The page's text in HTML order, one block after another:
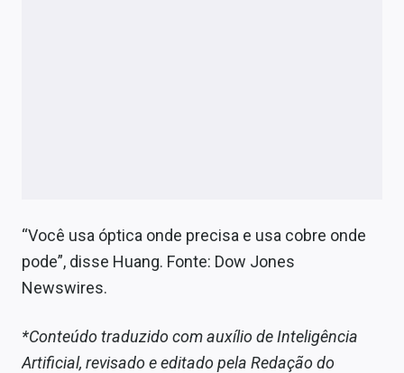
“Você usa óptica onde precisa e usa cobre onde
pode”, disse Huang. Fonte: Dow Jones
Newswires.
*Conteúdo traduzido com auxílio de Inteligência
Artificial, revisado e editado pela Redação do